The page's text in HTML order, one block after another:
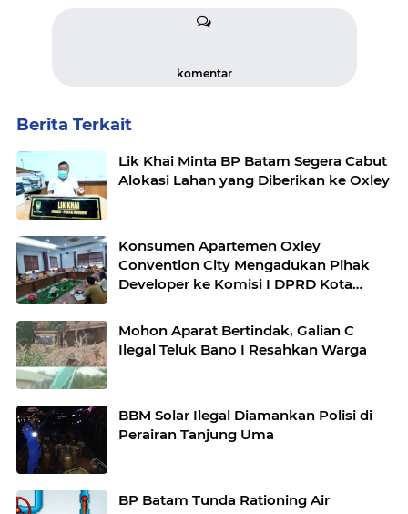
komentar
Berita Terkait
Lik Khai Minta BP Batam Segera Cabut
Alokasi Lahan yang Diberikan ke Oxley
Konsumen Apartemen Oxley
Convention City Mengadukan Pihak
Developer ke Komisi I DPRD Kota
Mohon Aparat Bertindak, Galian C
Ilegal Teluk Bano I Resahkan Warga
BBM Solar Ilegal Diamankan Polisi di
Perairan Tanjung Uma
BP Batam Tunda Rationing Air